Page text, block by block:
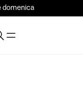
domenica